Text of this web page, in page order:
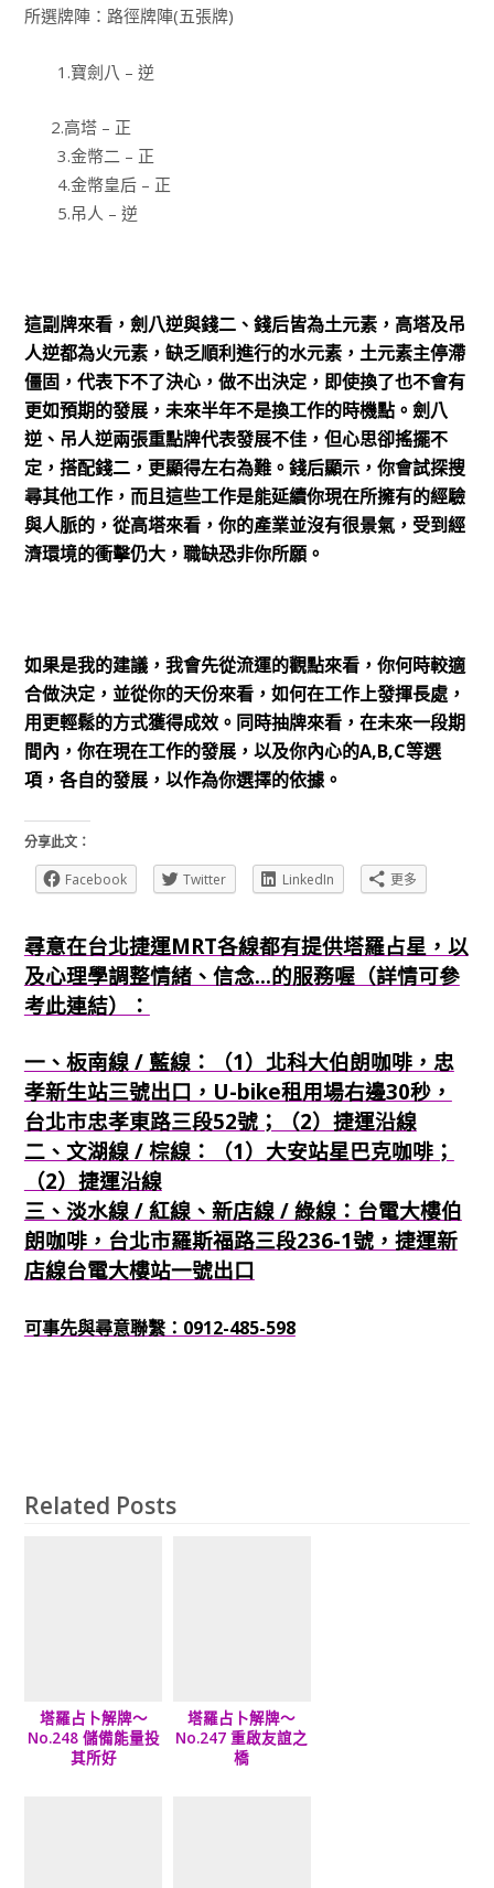
所選牌陣：路徑牌陣(五張牌)
1.寶劍八 – 逆
2.高塔 – 正
3.金幣二 – 正
4.金幣皇后 – 正
5.吊人 – 逆
這副牌來看，劍八逆與錢二、錢后皆為土元素，高塔及吊
人逆都為火元素，缺乏順利進行的水元素，土元素主停滯
僵固，代表下不了決心，做不出決定，即使換了也不會有
更如預期的發展，未來半年不是換工作的時機點。劍八
逆、吊人逆兩張重點牌代表發展不佳，但心思卻搖擺不
定，搭配錢二，更顯得左右為難。錢后顯示，你會試探搜
尋其他工作，而且這些工作是能延續你現在所擁有的經驗
與人脈的，從高塔來看，你的產業並沒有很景氣，受到經
濟環境的衝擊仍大，職缺恐非你所願。
如果是我的建議，我會先從流運的觀點來看，你何時較適
合做決定，並從你的天份來看，如何在工作上發揮長處，
用更輕鬆的方式獲得成效。同時抽牌來看，在未來一段期
間內，你在現在工作的發展，以及你內心的A,B,C等選
項，各自的發展，以作為你選擇的依據。
分享此文：
Facebook
Twitter LinkedIn 更多
尋意在台北捷運MRT各線都有提供塔羅占星，以
及心理學調整情緒、信念...的服務喔（詳情可參
考此連結）：
一、板南線 / 藍線：（1）北科大伯朗咖啡，忠
孝新生站三號出口，U-bike租用場右邊30秒，
台北市忠孝東路三段52號；（2）捷運沿線
二、文湖線 / 棕線：（1）大安站星巴克咖啡；
（2）捷運沿線
三、淡水線 / 紅線、新店線 / 綠線：台電大樓伯
朗咖啡，台北市羅斯福路三段236-1號，捷運新
店線台電大樓站一號出口
可事先與尋意聯繫：0912-485-598
Related Posts
塔羅占卜解牌～
No.248 儲備能量投
其所好
塔羅占卜解牌～
No.247 重啟友誼之
橋